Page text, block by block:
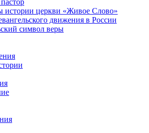
истории церкви «Живое Слово»
движения в России
символ веры